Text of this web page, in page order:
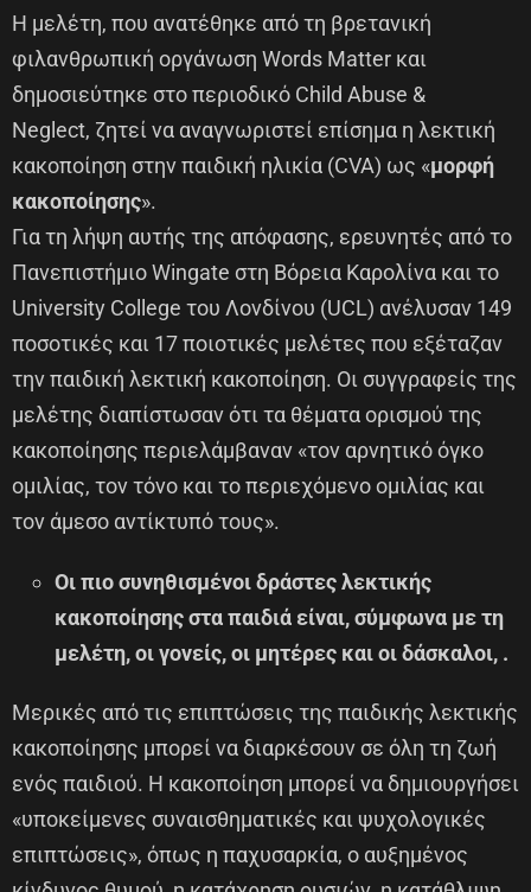
Η μελέτη, που ανατέθηκε από τη βρετανική
φιλανθρωπική οργάνωση Words Matter και
δημοσιεύτηκε στο περιοδικό Child Abuse &
Neglect, ζητεί να αναγνωριστεί επίσημα η λεκτική
κακοποίηση στην παιδική ηλικία (CVA) ως «μορφή
κακοποίησης».
Για τη λήψη αυτής της απόφασης, ερευνητές από το
Πανεπιστήμιο Wingate στη Βόρεια Καρολίνα και το
University College του Λονδίνου (UCL) ανέλυσαν 149
ποσοτικές και 17 ποιοτικές μελέτες που εξέταζαν
την παιδική λεκτική κακοποίηση. Οι συγγραφείς της
μελέτης διαπίστωσαν ότι τα θέματα ορισμού της
κακοποίησης περιελάμβαναν «τον αρνητικό όγκο
ομιλίας, τον τόνο και το περιεχόμενο ομιλίας και
τον άμεσο αντίκτυπό τους».
Οι πιο συνηθισμένοι δράστες λεκτικής
κακοποίησης στα παιδιά είναι, σύμφωνα με τη
μελέτη, οι γονείς, οι μητέρες και οι δάσκαλοι, .
Μερικές από τις επιπτώσεις της παιδικής λεκτικής
κακοποίησης μπορεί να διαρκέσουν σε όλη τη ζωή
ενός παιδιού. Η κακοποίηση μπορεί να δημιουργήσει
«υποκείμενες συναισθηματικές και ψυχολογικές
επιπτώσεις», όπως η παχυσαρκία, ο αυξημένος